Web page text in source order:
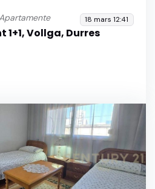
18 mars 12:41
Vollga, Durres